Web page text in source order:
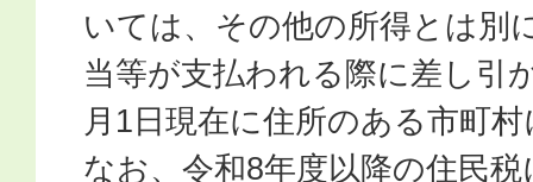
いては、その他の所得とは別
当等が支払われる際に差し引
月1日現在に住所のある市町
なお、令和8年度以降の住民